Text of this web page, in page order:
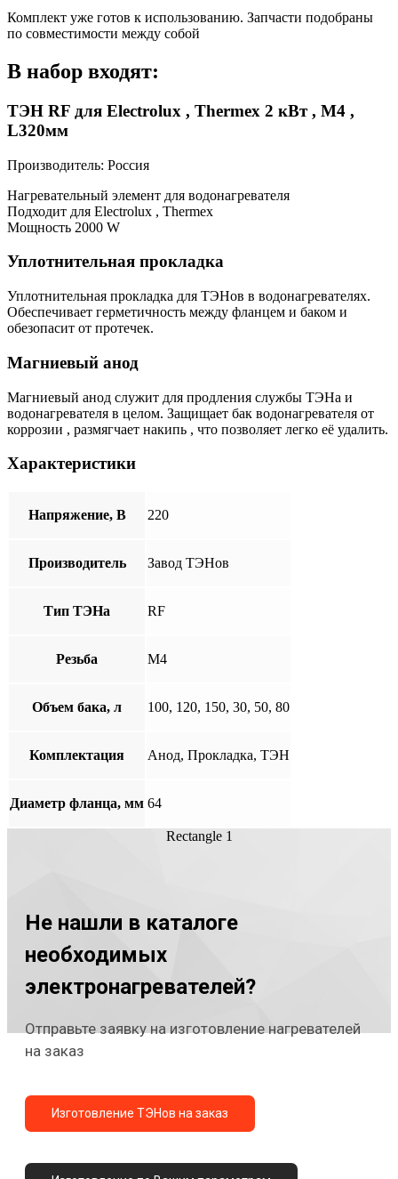
Комплект уже готов к использованию. Запчасти подобраны
по совместимости между собой
В набор входят:
ТЭН RF для Electrolux , Thermex 2 кВт , М4 ,
L320мм
Производитель: Россия
Нагревательный элемент для водонагревателя
Подходит для Electrolux , Thermex
Мощность 2000 W
Уплотнительная прокладка
Уплотнительная прокладка для ТЭНов в водонагревателях.
Обеспечивает герметичность между фланцем и баком и
обезопасит от протечек.
Магниевый анод
Магниевый анод служит для продления службы ТЭНа и
водонагревателя в целом. Защищает бак водонагревателя от
коррозии , размягчает накипь , что позволяет легко её удалить.
Характеристики
Напряжение, В 220
Производитель Завод ТЭНов
Тип ТЭНа RF
Резьба М4
Объем бака, л 100, 120, 150, 30, 50, 80
Комплектация Анод, Прокладка, ТЭН
Диаметр фланца, мм 64
Rectangle 1
Не нашли в каталоге
необходимых
электронагревателей?
Отправьте заявку на изготовление нагревателей
на заказ
Изготовление ТЭНов на заказ